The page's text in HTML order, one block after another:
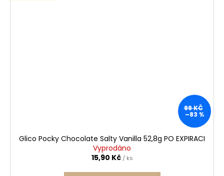
99 KČ
–83 %
Glico Pocky Chocolate Salty Vanilla 52,8g PO EXPIRACI
Vyprodáno
15,90 Kč / ks